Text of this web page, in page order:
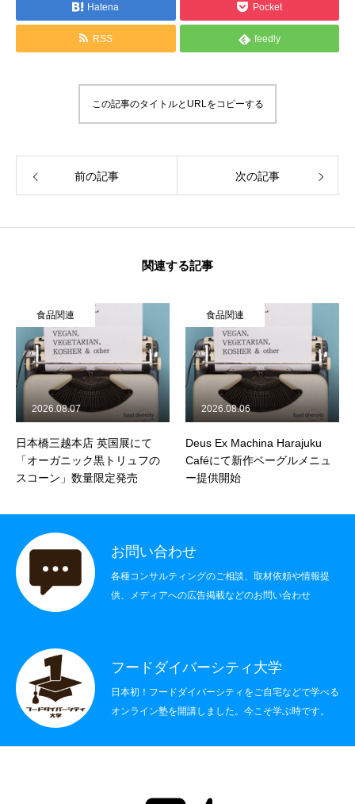
活動履歴
メディア掲載
食品関連
飲食店
製品情報
旅行関連
社会制度
その他
書籍情報
お問い合わせ
Hatena Pocket
RSS feedly
この記事のタイトルとURLをコピーする
前の記事 次の記事
関連する記事
食品関連
日本橋三越本店 英国展にて
「オーガニック黒トリュフの
スコーン」数量限定発売
2026.08.07
食品関連
Deus Ex Machina Harajuku
Caféにて新作ベーグルメニュ
ー提供開始
2026.08.06
お問い合わせ
各種コンサルティングのご相談、取材依頼や情報提
供、メディアへの広告掲載などのお問い合わせ
フードダイバーシティ大学
日本初！フードダイバーシティをご自宅などで学べる
オンライン塾を開講しました。今こそ学ぶ時です。